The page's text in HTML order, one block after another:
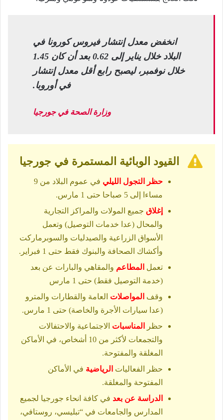
انخفض معدل إنتشار فيروس كورونا في
البلاد خلال يناير إلى 0.62 بعد أن كان 1.45
خلال نوفمبر، ليصبح رابع أقل معدل إنتشار
في أوروبا.
وزارة الصحة في جورجيا
القيود الوبائية المستمرة في جورجيا
حظر التجول الليلي
في عموم البلاد من 9
مساءا إلى 5 صباحا حتى 1 مارس.
إغلاق جميع المولات والمراكز التجارية
والمحال (عدا خدمات التوصيل) وتعمل
الأسواق الزراعية والصيدليات والسوبرماركت
وأكشاك الصحافة والبنوك فقط حتى 1 فبراير.
تعمل المطاعم والمقاهي والبارات عن بعد
(خدمة التوصيل فقط) حتى 1 مارس
وقف المواصلات العامة والقطارات والمترو
(عدا سيارات الأجرة والخاصة) حتى 1 مارس.
حظر
المناسبات الاجتماعية والاحتفالات
والتجمعات لأكثر من 10 أشخاص، في الأماكن
المغلقة والمفتوحة.
حظر الفعاليات الرياضية في الأماكن
المفتوحة والمغلقة.
الدراسة عن بعد في كافة انحاء جورجيا لجميع
المدارس والجامعات في “تبليسي، روستافي،